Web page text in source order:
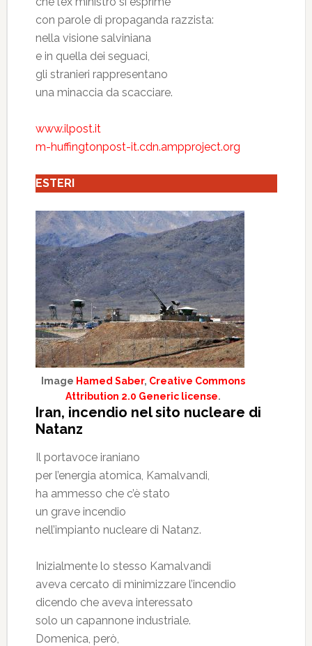
con parole di propaganda razzista:
nella visione salviniana
e in quella dei seguaci,
gli stranieri rappresentano
una minaccia da scacciare.
www.ilpost.it
m-huffingtonpost-it.cdn.ampproject.org
ESTERI
Image Hamed Saber, Creative Commons
Attribution 2.0 Generic license.
Iran, incendio nel sito nucleare di
Natanz
Il portavoce iraniano
per l’energia atomica, Kamalvandi,
ha ammesso che c’è stato
un grave incendio
nell’impianto nucleare di Natanz.
Inizialmente lo stesso Kamalvandi
aveva cercato di minimizzare l’incendio
dicendo che aveva interessato
solo un capannone industriale.
Domenica, però,